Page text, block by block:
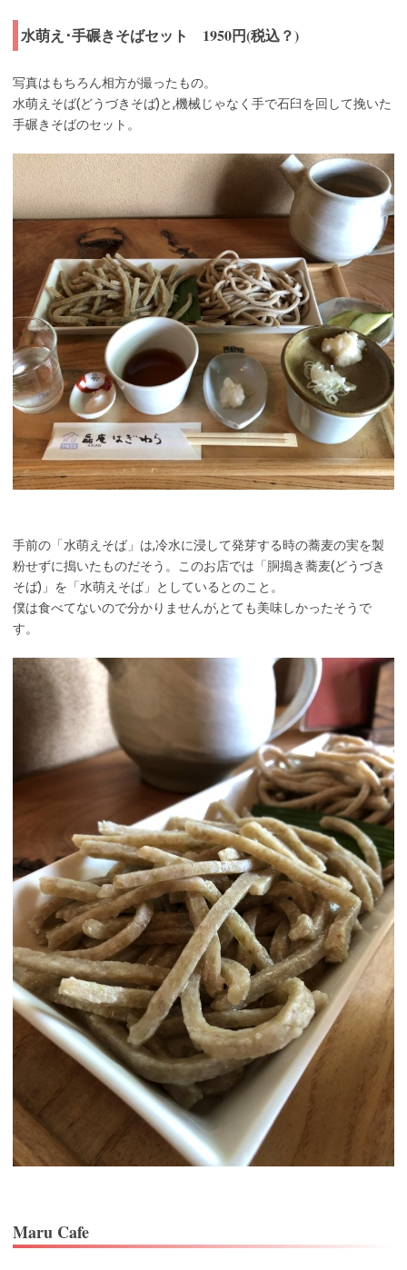
水萌え･手碾きそばセット 1950円(税込？)
写真はもちろん相方が撮ったもの。
水萌えそば(どうづきそば)と,機械じゃなく手で石臼を回して挽いた
手碾きそばのセット。
手前の「水萌えそば」は,冷水に浸して発芽する時の蕎麦の実を製
粉せずに搗いたものだそう。このお店では「胴搗き蕎麦(どうづき
そば)」を「水萌えそば」としているとのこと。
僕は食べてないので分かりませんが,とても美味しかったそうで
す。
Maru Cafe